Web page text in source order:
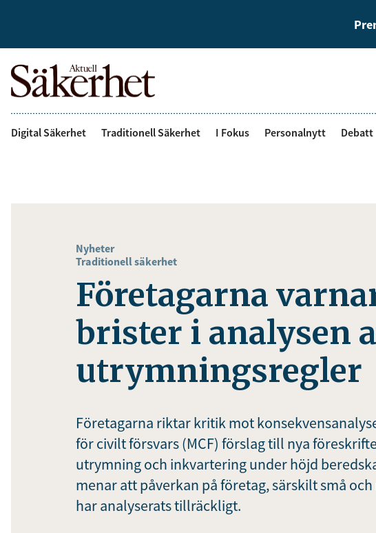
Digital Säkerhet Traditionell Säkerhet I Fokus Personalnytt Debatt
Nyheter
Traditionell säkerhet
Företagarna
brister i analysen
utrymningsregler
Företagarna riktar kritik mot
för civilt försvars (MCF) förslag till nya
utrymning och inkvartering under höjd
menar att påverkan på företag, särskilt små
har analyserats tillräckligt.